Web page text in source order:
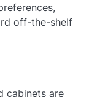
off-the-shelf
cabinets are